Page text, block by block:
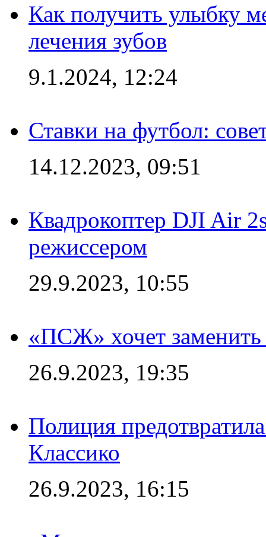
Как получить улыбку
лечения зубов
9.1.2024, 12:24
Ставки на футбол:
14.12.2023, 09:51
Квадрокоптер DJI Air
режиссером
29.9.2023, 10:55
«ПСЖ» хочет
26.9.2023, 19:35
Полиция
Классико
26.9.2023, 16:15